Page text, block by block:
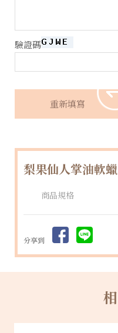
驗證碼
梨果仙人掌油軟蠟
商品規格
分享到